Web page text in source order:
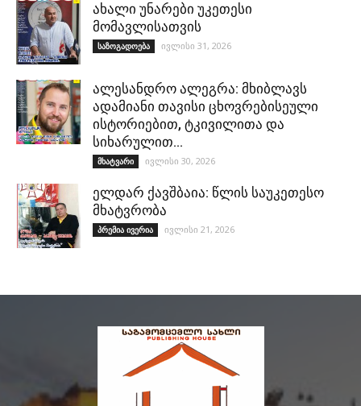
ახალი უნარები უკეთესი
მომავლისათვის
საზოგადოება ივლისი 31, 2026
ალესანდრო ალეგრა: მხიბლავს
ადამიანი თავისი ცხოვრებისეული
ისტორიებით, ტკივილითა და
სიხარულით…
მხატვარი ივლისი 30, 2026
ელდარ ქავშბაია: წლის საუკეთესო
მხატვრობა
პრემია ივერია ივლისი 21, 2026